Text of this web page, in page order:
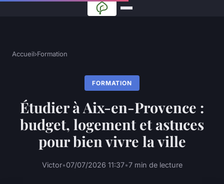
Accueil›Formation
FORMATION
Étudier à Aix-en-Provence :
budget, logement et astuces
pour bien vivre la ville
Victor•07/07/2026 11:37•7 min de lecture